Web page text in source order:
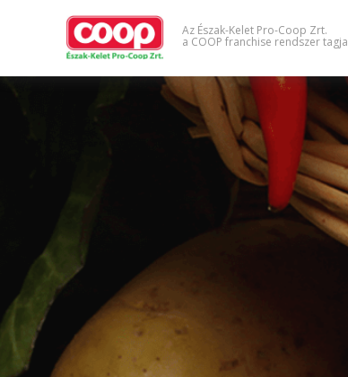
Az Észak-Kelet Pro-Coop Zrt.
a COOP franchise rendszer tagja